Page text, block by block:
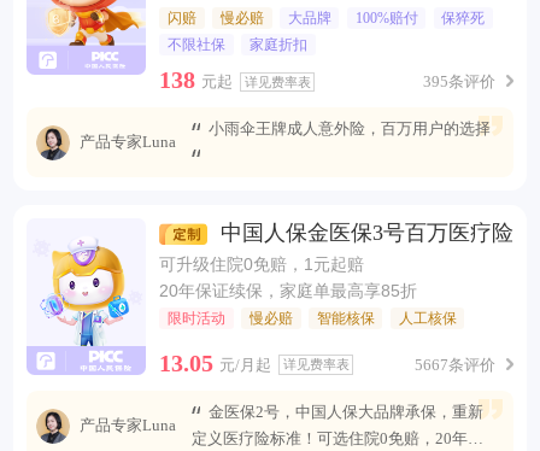
闪赔 慢必赔 大品牌 100%赔付
保猝死
不限社保
家庭折扣
138 元起 详见费率表 395条评价
产品专家Luna
小雨伞王牌成人意外险，百万用户的选择
中国人保金医保3号百万医疗险
可升级住院0免赔，1元起赔
20年保证续保，家庭单最高享85折
限时活动 慢必赔 智能核保 人工核保
13.05 元/月起 详见费率表 5667条评价
产品专家Luna
金医保2号，中国人保大品牌承保，重新
定义医疗险标准！可选住院0免赔，20年安